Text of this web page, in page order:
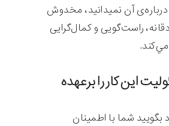
تمام حقايق را درباره‌ی آن نمي‎دانيد، مخدوش
راست‌گویی و کمال‌گرایی
اين کار را برعهده
شما با اطمینان